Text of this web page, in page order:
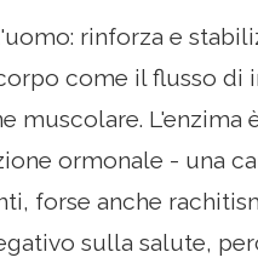
rinforza e
come il flusso di
muscolare. L'enzima
ormonale - una
forse anche
sulla salute,